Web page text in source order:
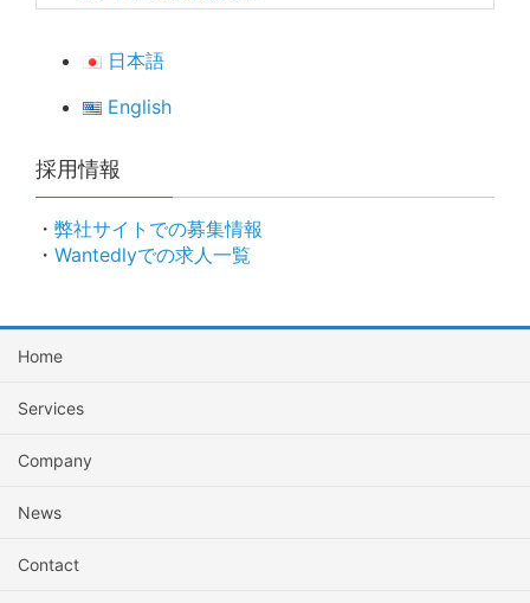
日本語
English
採用情報
・ 弊社サイトでの募集情報
・ Wantedlyでの求人一覧
Home
Services
Company
News
Contact